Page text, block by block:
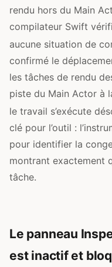
rendu hors du Main
compilateur Swift
aucune situation de
confirmé le
les tâches de rendu
piste du Main Actor à
le travail s’exécute
clé pour l’outil :
pour identifier la
montrant exactement
tâche.
Le panneau
est inactif et